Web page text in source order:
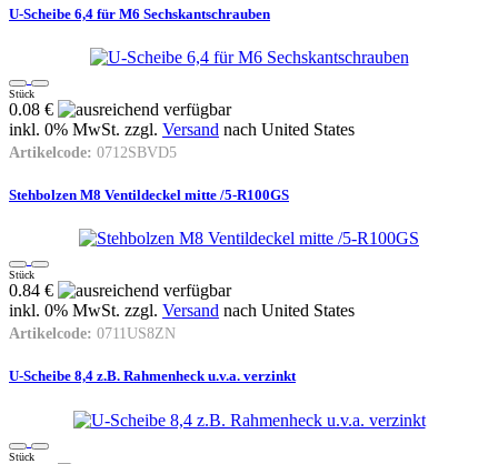
U-Scheibe 6,4 für M6 Sechskantschrauben
Stück
0.08 €
inkl. 0% MwSt. zzgl. Versand nach United States
Artikelcode: 0712SBVD5
Stehbolzen M8 Ventildeckel mitte /5-R100GS
Stück
0.84 €
inkl. 0% MwSt. zzgl. Versand nach United States
Artikelcode: 0711US8ZN
U-Scheibe 8,4 z.B. Rahmenheck u.v.a. verzinkt
Stück